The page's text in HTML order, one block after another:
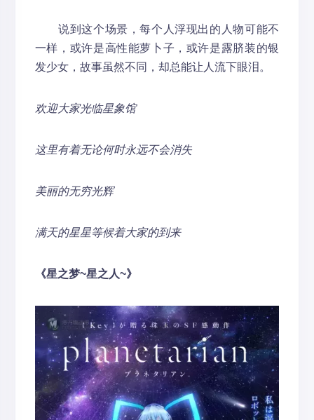
说到这个场景，每个人浮现出的人物可能不
一样，或许是高性能萝卜子，或许是露脐装的银
发少女，故事虽然不同，却总能让人流下眼泪。
欢迎大家光临星象馆
这里有着无论何时永远不会消失
美丽的无穷光辉
满天的星星等候着大家的到来
《星之梦~星之人~》